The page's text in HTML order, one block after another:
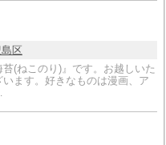
区
(ねこのり)』です。お越しいた
ます。好きなものは漫画、ア